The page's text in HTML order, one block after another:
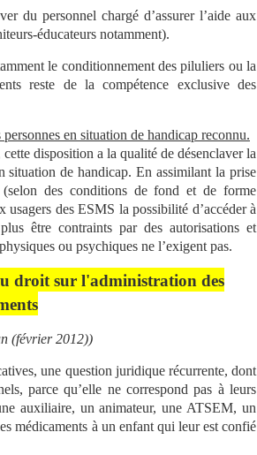
du personnel chargé d’assurer l’aide aux
éducateurs notamment).
le conditionnement des piluliers ou la
reste de la compétence exclusive des
en situation de handicap reconnu.
disposition a la qualité de désenclaver la
situation de handicap. En assimilant la prise
des conditions de fond et de forme
des ESMS la possibilité d’accéder à
être contraints par des autorisations et
ou psychiques ne l’exigent pas.
droit sur l'administration des
(février 2012))
une question juridique récurrente, dont
parce qu’elle ne correspond pas à leurs
auxiliaire, un animateur, une ATSEM, un
médicaments à un enfant qui leur est confié